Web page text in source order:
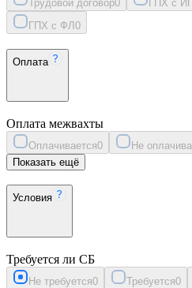
Трудовой договор0 ГПХ с ИП
ГПХ с ФЛ 0
Оплата
Оплата межвахты
Оплачивается0 Не
Показать ещё
Условия
Требуется ли СБ
Не требуется0 Требуется0